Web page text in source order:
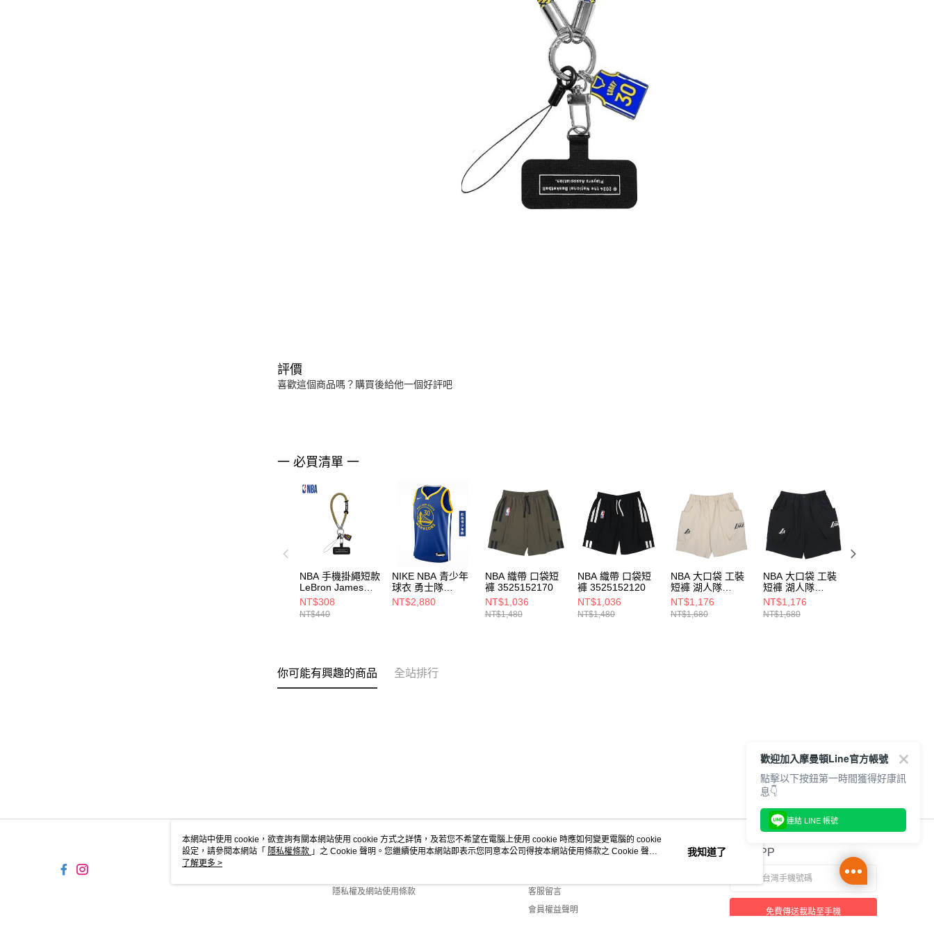
評價
喜歡這個商品嗎？購買後給他一個好評吧
一 必買清單 一
NBA 手機掛繩短款
LeBron James
NBPA-PC240151
NT$308
NT$440
NIKE NBA 青少年
球衣 勇士隊
Stephen Curry
WZ2B7BX2P00-
NT$2,880
NBA 織帶 口袋短
褲 3525152170
NT$1,036
NT$1,480
NBA 織帶 口袋短
褲 3525152120
NT$1,036
NT$1,480
NBA 大口袋 工裝
短褲 湖人隊
3525152031
NT$1,176
NT$1,680
NBA 大口袋 工裝
短褲 湖人隊
3525152020
NT$1,176
NT$1,680
你可能有興趣的商品 全站排行
關於我們
隱私權及網站使用條款
客服資訊
客服留言
會員權益聲明
官方APP
免費傳送載點至手機
本網站中使用 cookie，欲查詢有關本網站使用 cookie 方式之詳情，及若您不希望在電腦上使用 cookie 時應如何變更電腦的 cookie
設定，請參閱本網站「 隱私權條款 」之 Cookie 聲明。您繼續使用本網站即表示您同意本公司得按本網站使用條款之 Cookie 聲明
使用 cookie。
了解更多 >
我知道了
歡迎加入摩曼頓Line官方帳號
點擊以下按鈕第一時間獲得好康訊
息👇
連結 LINE 帳號